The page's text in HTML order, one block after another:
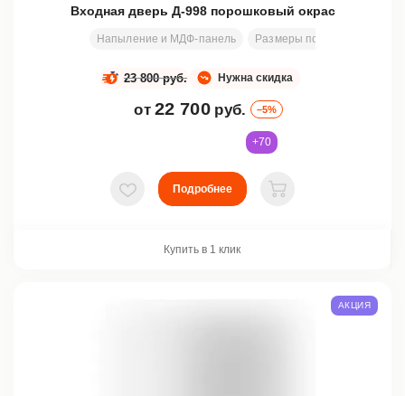
Входная дверь Д-998 порошковый окрас
Напыление и МДФ-панель Размеры под заказ
Нужна скидка
23 800 руб.
от 22 700 руб. –5%
+70
В избранное
Подробнее
В корзину
Купить в 1 клик
АКЦИЯ